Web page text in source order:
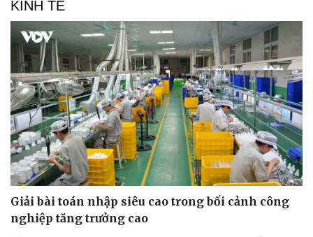
KINH TẾ
Giải bài toán nhập siêu cao trong bối cảnh công
nghiệp tăng trưởng cao